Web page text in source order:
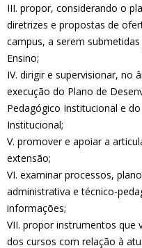
III. propor, considerando o
diretrizes e propostas de
campus, a serem
Ensino;
IV. dirigir e supervisionar, no
execução do Plano de
Pedagógico Institucional e
Institucional;
V. promover e apoiar a
extensão;
VI. examinar processos,
administrativa e técnico-
informações;
VII. propor instrumentos que
dos cursos com relação à